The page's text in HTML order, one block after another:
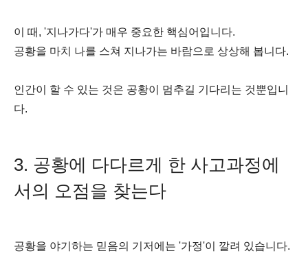
이 때, '지나가다'가 매우 중요한 핵심어입니다.
공황을 마치 나를 스쳐 지나가는 바람으로 상상해 봅니다.
인간이 할 수 있는 것은 공황이 멈추길 기다리는 것뿐입니
다.
3. 공황에 다다르게 한 사고과정에
서의 오점을 찾는다
공황을 야기하는 믿음의 기저에는 '가정'이 깔려 있습니다.